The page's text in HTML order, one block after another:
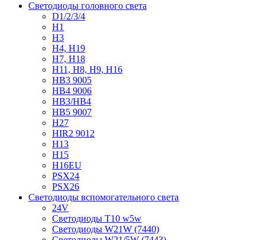
Светодиоды головного света
D1/2/3/4
H1
H3
H4, H19
H7, H18
H11, H8, H9, H16
HB3 9005
HB4 9006
HB3/HB4
HB5 9007
H27
HIR2 9012
H13
H15
H16EU
PSX24
PSX26
Светодиоды вспомогательного света
24V
Светодиоды T10 w5w
Светодиоды W21W (7440)